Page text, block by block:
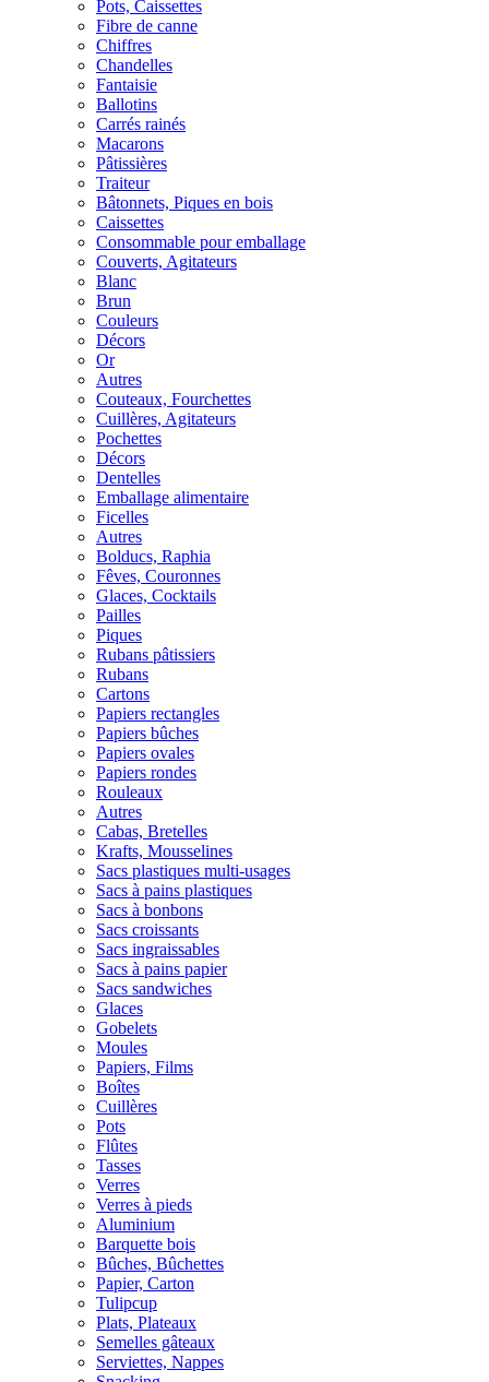
Pots, Caissettes
Fibre de canne
Chiffres
Chandelles
Fantaisie
Ballotins
Carrés rainés
Macarons
Pâtissières
Traiteur
Bâtonnets, Piques en bois
Caissettes
Consommable pour emballage
Couverts, Agitateurs
Blanc
Brun
Couleurs
Décors
Or
Autres
Couteaux, Fourchettes
Cuillères, Agitateurs
Pochettes
Décors
Dentelles
Emballage alimentaire
Ficelles
Autres
Bolducs, Raphia
Fêves, Couronnes
Glaces, Cocktails
Pailles
Piques
Rubans pâtissiers
Rubans
Cartons
Papiers rectangles
Papiers bûches
Papiers ovales
Papiers rondes
Rouleaux
Autres
Cabas, Bretelles
Krafts, Mousselines
Sacs plastiques multi-usages
Sacs à pains plastiques
Sacs à bonbons
Sacs croissants
Sacs ingraissables
Sacs à pains papier
Sacs sandwiches
Glaces
Gobelets
Moules
Papiers, Films
Boîtes
Cuillères
Pots
Flûtes
Tasses
Verres
Verres à pieds
Aluminium
Barquette bois
Bûches, Bûchettes
Papier, Carton
Tulipcup
Plats, Plateaux
Semelles gâteaux
Serviettes, Nappes